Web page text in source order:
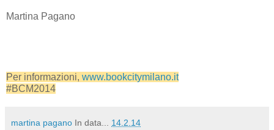
Martina Pagano
Per informazioni, www.bookcitymilano.it
#BCM2014
martina pagano In data... 14.2.14